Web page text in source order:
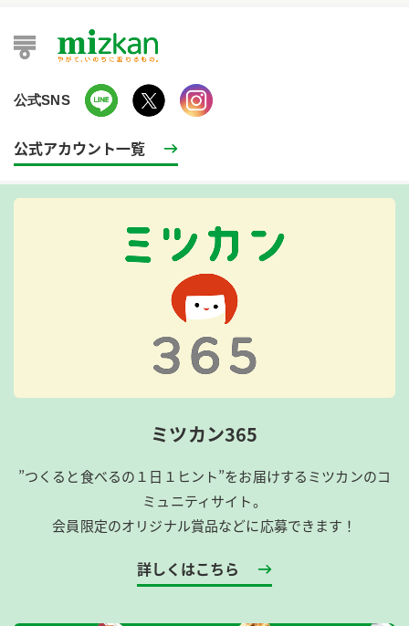
公式SNS
公式アカウント一覧
ミツカン365
”つくると食べるの１日１ヒント”をお届けするミツカンのコ
ミュニティサイト。
会員限定のオリジナル賞品などに応募できます！
詳しくはこちら